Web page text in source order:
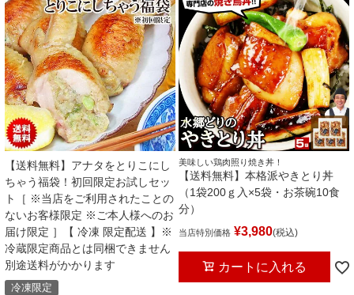
【送料無料】アナタをとりこにし
ちゃう福袋！初回限定お試しセッ
ト［ ※当店をご利用されたことの
ないお客様限定 ※ご本人様へのお
届け限定 ］【 冷凍 限定配送 】※
冷蔵限定商品とは同梱できません
別途送料がかかります
冷凍限定
美味しい鶏肉照り焼き丼！
【送料無料】本格派やきとり丼
（1袋200ｇ入×5袋・お茶碗10食
分）
当店特別価格 ¥3,980 税込
カートに入れる